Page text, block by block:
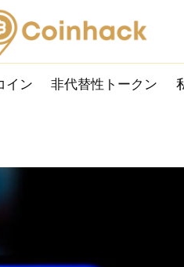
イン 非代替性トークン